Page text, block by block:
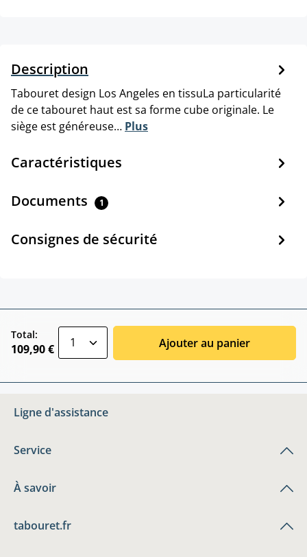
Description
Tabouret design Los Angeles en tissuLa particularité
de ce tabouret haut est sa forme cube originale. Le
siège est généreuse… Plus
Caractéristiques
Documents 1
Consignes de sécurité
Total:
109,90 € Ajouter au panier
Ligne d'assistance
Service
À savoir
tabouret.fr